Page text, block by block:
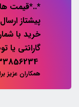
*..*قیمت
پیشتاز
خرید با
گارانتی
همکاران عزیز